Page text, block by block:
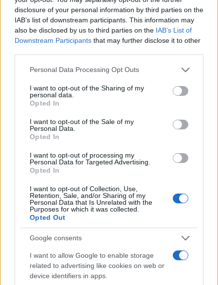
disclosure of your personal information by third parties on the
IAB’s list of downstream participants. This information may
also be disclosed by us to third parties on the IAB’s List of
Downstream Participants that may further disclose it to other
Please note that this website/app uses one or more Google
not limited to your visit or usage behaviour. You may click to
grant or deny consent to Google and its third-party tags to
use your data for below specified purposes in below Google
consent section.
Personal Data Processing Opt Outs
I want to opt-out of the Sharing of my
personal data.
Opted In
I want to opt-out of the Sale of my
Personal Data.
Opted In
I want to opt-out of processing my
Personal Data for Targeted Advertising.
Opted In
I want to opt-out of Collection, Use,
Retention, Sale, and/or Sharing of my
Personal Data that Is Unrelated with the
Purposes for which it was collected.
Opted Out
Google consents
I want to allow Google to enable storage
related to advertising like cookies on web or
device identifiers in apps.
Cómo la política internacional de Trump
seguidores más cercanos
La política exterior de Donald Trump, especialmente en…
POLÍTICA
El impacto de la iniciativa de Gabriel
Rufián en el panorama político español
Gabriel Rufián ha logrado captar la atención mediática…